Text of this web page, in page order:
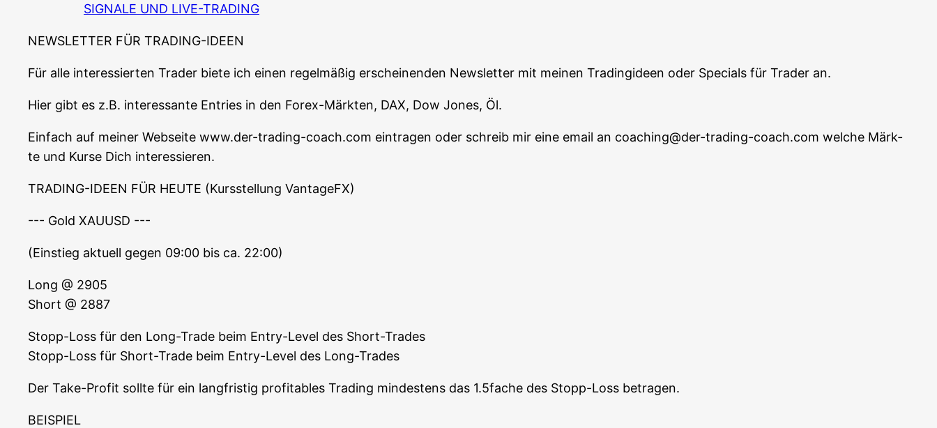
SIGNALE UND LIVE-TRADING
NEWSLETTER FÜR TRADING-IDEEN
Für alle inter­es­sier­ten Trader bie­te ich einen regel­mä­ßig erschei­nen­den News­let­ter mit mei­nen Tra­ding­ideen oder Spe­cials für Trader an.
Hier gibt es z.B. inter­es­san­te Ent­ries in den Forex-Märk­ten, DAX, Dow Jones, Öl.
Ein­fach auf mei­ner Web­sei­te www.der-trading-coach.com ein­tra­gen oder schreib mir eine email an coaching@der-trading-coach.com wel­che Märk­
te und Kur­se Dich interessieren.
TRADING-IDEEN FÜR HEUTE (Kurs­stel­lung VantageFX)
--- Gold XAUUSD ---
(Ein­stieg aktu­ell gegen 09:00 bis ca. 22:00)
Long @ 2905
Short @ 2887
Stopp-Loss für den Long-Trade beim Ent­ry-Level des Short-Trades
Stopp-Loss für Short-Trade beim Ent­ry-Level des Long-Trades
Der Take-Pro­fit soll­te für ein lang­fris­tig pro­fi­ta­bles Tra­ding min­des­tens das 1.5fache des Stopp-Loss betragen.
BEISPIEL